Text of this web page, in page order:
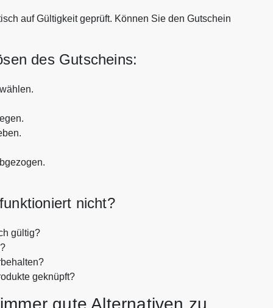
auf Gültigkeit geprüft. Können Sie den Gutschein
des Gutscheins:
nicht?
gültig?
geknüpft?
gute Alternativen zu